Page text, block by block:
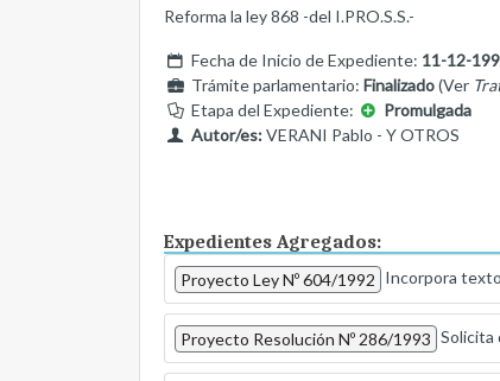
Reforma la ley 868 -del I.PRO.S.S.-
Fecha de Inicio de Expediente: 11-12-
Trámite parlamentario: Finalizado(Ver
Etapa del Expediente:
Promulgada
Autor/es:VERANI Pablo - Y OTROS
Expedientes Agregados:
Proyecto Ley Nº 604/1992 Incorpora texto
Proyecto Resolución Nº 286/1993 Solicita